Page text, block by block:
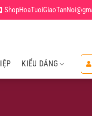
KIỂU DÁNG